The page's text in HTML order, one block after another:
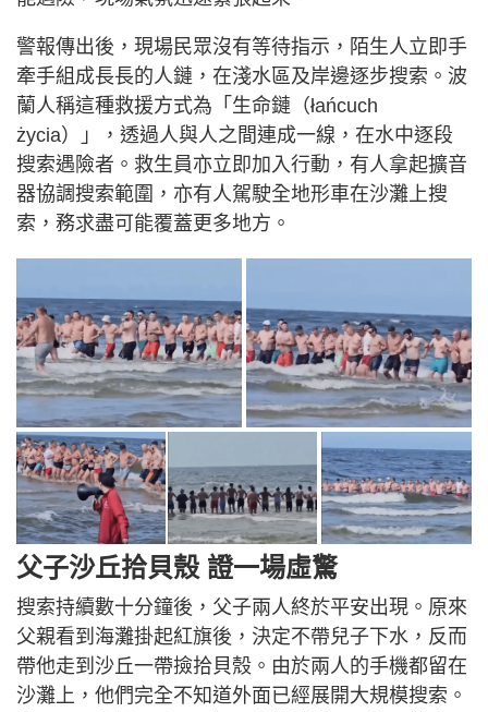
警報傳出後，現場民眾沒有等待指示，陌生人立即手
牽手組成長長的人鏈，在淺水區及岸邊逐步搜索。波
蘭人稱這種救援方式為「生命鏈（łańcuch
życia）」，透過人與人之間連成一線，在水中逐段
搜索遇險者。救生員亦立即加入行動，有人拿起擴音
器協調搜索範圍，亦有人駕駛全地形車在沙灘上搜
索，務求盡可能覆蓋更多地方。
父子沙丘拾貝殼 證一場虛驚
搜索持續數十分鐘後，父子兩人終於平安出現。原來
父親看到海灘掛起紅旗後，決定不帶兒子下水，反而
帶他走到沙丘一帶撿拾貝殼。由於兩人的手機都留在
沙灘上，他們完全不知道外面已經展開大規模搜索。